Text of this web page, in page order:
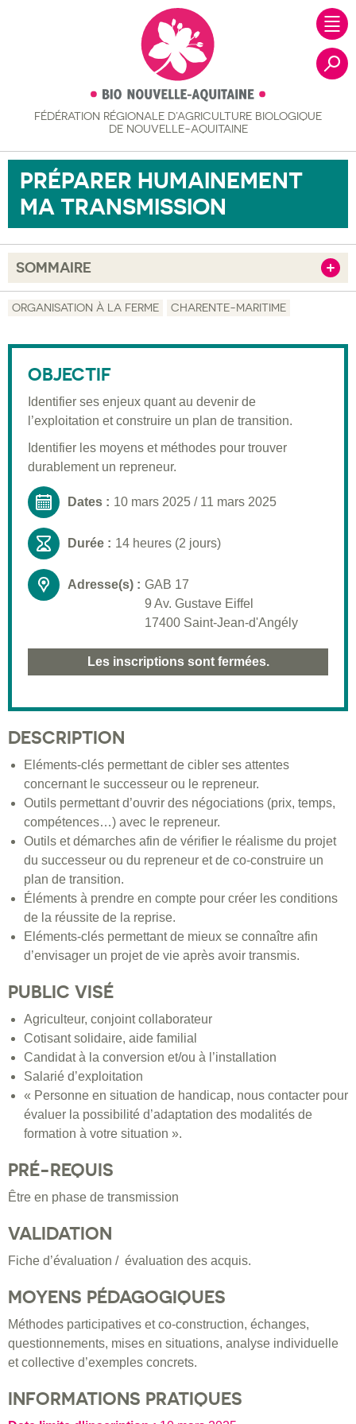
FÉDÉRATION RÉGIONALE D’AGRICULTURE BIOLOGIQUE
DE NOUVELLE-AQUITAINE
PRÉPARER HUMAINEMENT
MA TRANSMISSION
SOMMAIRE
Validation
Moyens pédagogiques
Informations pratiques
ORGANISATION À LA FERME CHARENTE-MARITIME
OBJECTIF
Identifier ses enjeux quant au devenir de
l’exploitation et construire un plan de transition.
Identifier les moyens et méthodes pour trouver
durablement un repreneur.
Dates : 10 mars 2025 / 11 mars 2025
Durée : 14 heures (2 jours)
Adresse(s) : GAB 17
9 Av. Gustave Eiffel
17400 Saint-Jean-d'Angély
Les inscriptions sont fermées.
DESCRIPTION
Eléments-clés permettant de cibler ses attentes
concernant le successeur ou le repreneur.
Outils permettant d’ouvrir des négociations (prix, temps,
compétences…) avec le repreneur.
Outils et démarches afin de vérifier le réalisme du projet
du successeur ou du repreneur et de co-construire un
plan de transition.
Éléments à prendre en compte pour créer les conditions
de la réussite de la reprise.
Eléments-clés permettant de mieux se connaître afin
d’envisager un projet de vie après avoir transmis.
PUBLIC VISÉ
Agriculteur, conjoint collaborateur
Cotisant solidaire, aide familial
Candidat à la conversion et/ou à l’installation
Salarié d’exploitation
« Personne en situation de handicap, nous contacter pour
évaluer la possibilité d’adaptation des modalités de
formation à votre situation ».
PRÉ-REQUIS
Être en phase de transmission
VALIDATION
Fiche d’évaluation / évaluation des acquis.
MOYENS PÉDAGOGIQUES
Méthodes participatives et co-construction, échanges,
questionnements, mises en situations, analyse individuelle
et collective d’exemples concrets.
INFORMATIONS PRATIQUES